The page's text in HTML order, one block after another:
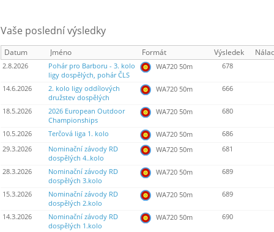
Vaše poslední výsledky
Datum Jméno Formát Výsledek
2.8.2026
Pohár pro Barboru - 3. kolo
ligy dospělých, pohár ČLS
WA720 50m 678
14.6.2026
2. kolo ligy oddílových
družstev dospělých
WA720 50m 666
18.5.2026
2026 European Outdoor
Championships
WA720 50m 680
10.5.2026 Terčová liga 1. kolo WA720 50m
686
29.3.2026
Nominační závody RD
dospělých 4..kolo
WA720 50m 681
28.3.2026
Nominační závody RD
dospělých 3.kolo
WA720 50m 689
15.3.2026
Nominační závody RD
dospělých 2.kolo
WA720 50m 689
14.3.2026
Nominační závody RD
dospělých 1.kolo
WA720 50m 690